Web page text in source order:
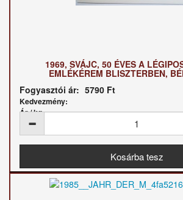
1969, SVÁJC, 50 ÉVES A
EMLÉKÉREM BLISZTERBEN,
Fogyasztói ár: 5790 Ft
Kedvezmény:
Ár / kg: